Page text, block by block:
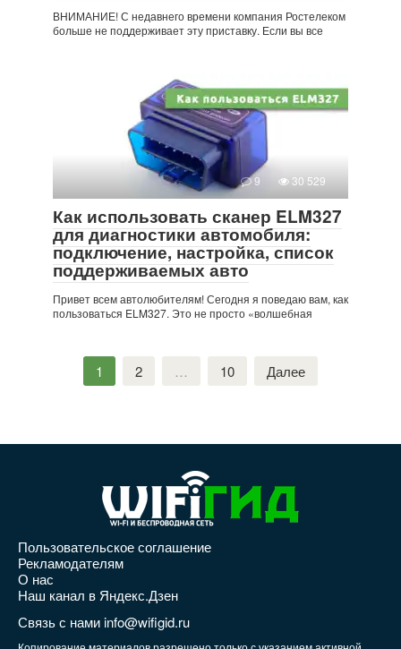
ВНИМАНИЕ! С недавнего времени компания Ростелеком
больше не поддерживает эту приставку. Если вы все
9 30 529
Как использовать сканер ELM327
для диагностики автомобиля:
подключение, настройка, список
поддерживаемых авто
Привет всем автолюбителям! Сегодня я поведаю вам, как
пользоваться ELM327. Это не просто «волшебная
1 2 … 10 Далее
Пользовательское соглашение
Рекламодателям
О нас
Наш канал в Яндекс.Дзен
Связь с нами info@wifigid.ru